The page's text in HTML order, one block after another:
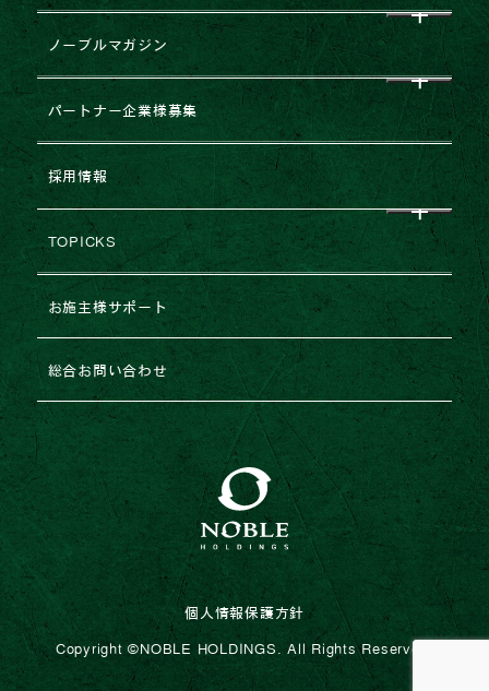
CEO挨拶
企業理念
会社概要
グループ企業一覧
沿革・変遷
ESGの取り組み
ノーブルマガジン
すべて
NEWS
レポート
パートナー企業様募集
企業提携・M&Aのご相談
建築協力業者様募集
不動産売却
法人のお客様専用お問い合わせ
採用情報
TOPICKS
2026年
2025年
2024年
2023年
お施主様サポート
総合お問い合わせ
個人情報保護方針
Copyright ©︎NOBLE HOLDINGS. All Rights Reserved.